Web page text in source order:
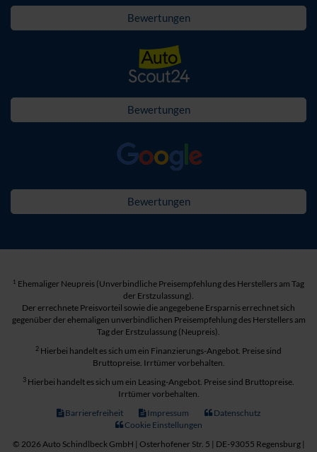
Bewertungen
Bewertungen
Bewertungen
1 Ehemaliger Neupreis (Unverbindliche Preisempfehlung des Herstellers am Tag
der Erstzulassung).
Der errechnete Preisvorteil sowie die angegebene Ersparnis errechnet sich
gegenüber der ehemaligen unverbindlichen Preisempfehlung des Herstellers am
Tag der Erstzulassung (Neupreis).
2 Hierbei handelt es sich um ein Finanzierungs-Angebot. Preise sind
Bruttopreise. Irrtümer vorbehalten.
3 Hierbei handelt es sich um ein Leasing-Angebot. Preise sind Bruttopreise.
Irrtümer vorbehalten.
Barrierefreiheit
Impressum
Datenschutz
Cookie Einstellungen
© 2026 Auto Schindlbeck GmbH | Osterhofener Str. 5 | DE-93055 Regensburg |